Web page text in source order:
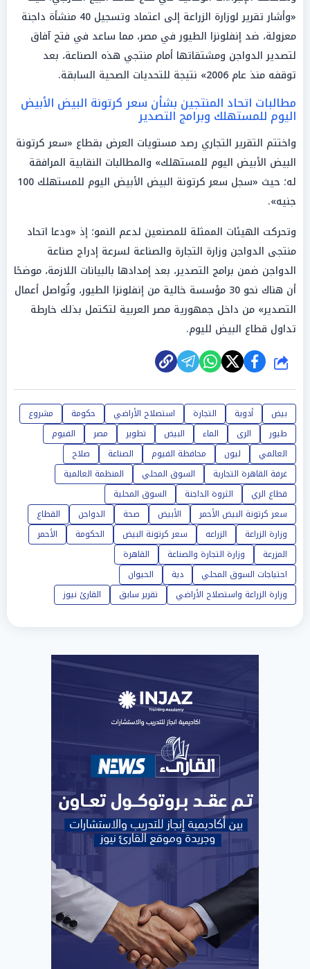
«وأشار تقرير لوزارة الزراعة إلى اعتماد وتسجيل 40 منشأة داجنة
معزولة، ضد إنفلونزا الطيور في مصر، مما ساعد في فتح آفاق
لتصدير الدواجن ومشتقاتها أمام منتجي هذه الصناعة، بعد
توقفه منذ عام 2006» نتيجة للتحديات الصحية السابقة.
مطالبات اتحاد المنتجين بشأن سعر كرتونة البيض الأبيض
اليوم للمستهلك وبرامج التصدير
واختتم التقرير التجاري رصد مستويات العرض بقطاع «سعر كرتونة
البيض الأبيض اليوم للمستهلك» والمطالبات النقابية المرافقة
له؛ حيث «سجل سعر كرتونة البيض الأبيض اليوم للمستهلك 100
جنيه».
وتحركت الهيئات الممثلة للمصنعين لدعم النمو؛ إذ «ودعا اتحاد
منتجى الدواجن وزارة التجارة والصناعة لسرعة إدراج صناعة
الدواجن ضمن برامج التصدير، بعد إمدادها بالبيانات اللازمة، موضحًا
أن هناك نحو 30 مؤسسة خالية من إنفلونزا الطيور، وتُواصل أعمال
التصدير» من داخل جمهورية مصر العربية لتكتمل بذلك خارطة
تداول قطاع البيض لليوم.
شارك
بيض أدوية التجارة استصلاح الأراضي حكومة
مشروع
طيور
الرى الماء البيض تطوير مصر
الفيوم
العالمي
ليون محافظة الفيوم الصناعة
صلاح
غرفة القاهرة التجارية
السوق المحلي
المنظمة العالمية
قطاع الري
الثروة الداجنة
السوق المحلية
سعر كرتونة البيض الأحمر
الأبيض صحة الدواجن
القطاع
وزارة الزراعة
الزراعه سعر كرتونة البيض الحكومة
الأحمر
المزرعة
وزارة التجارة والصناعة
القاهرة
احتياجات السوق المحلي
دية
الحيوان
وزارة الزراعة واستصلاح الأراضي
تقرير سابق القارئ نيوز